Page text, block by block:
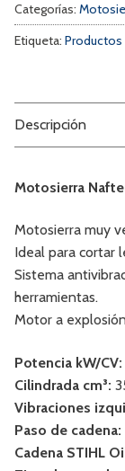
Categorías:
Etiqueta: Productos
Descripción
Motosierra
Motosierra muy
Ideal para cortar
Sistema
herramientas.
Motor a
Potencia kW/CV:
Cilindrada cm³:
Vibraciones
Paso de cadena:
Cadena STIHL